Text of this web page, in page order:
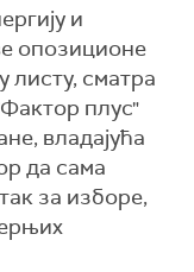
и
опозиционе
листу, сматра
плус"
владајућа
да сама
за изборе,